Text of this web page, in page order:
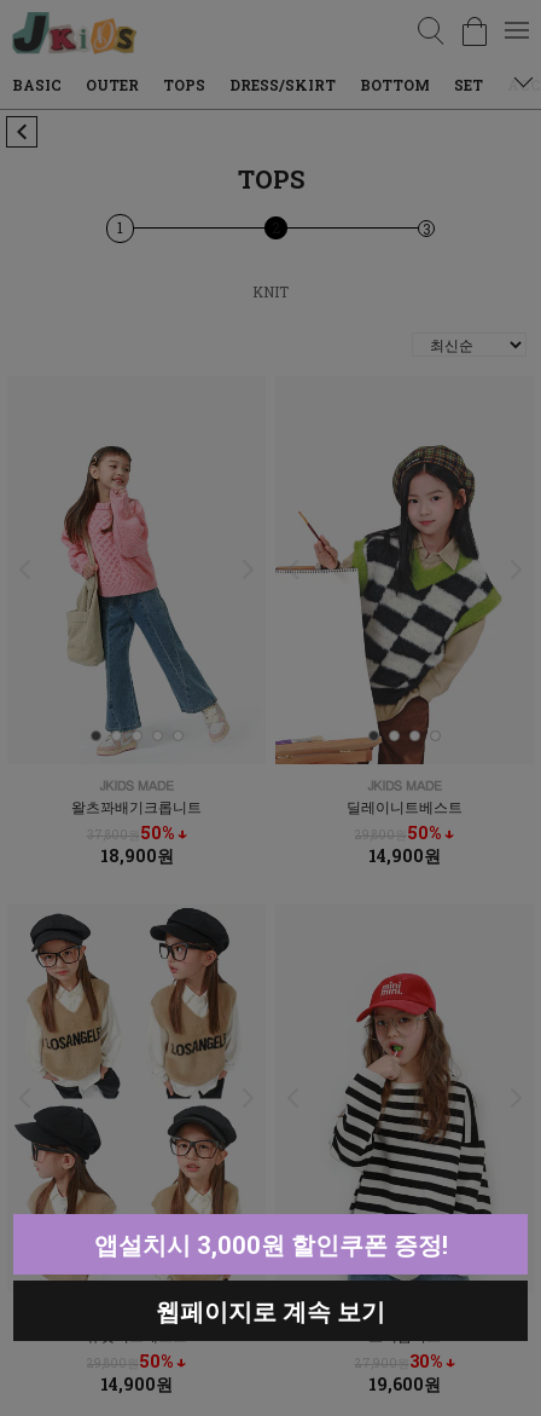
검색
BASIC OUTER TOPS DRESS/SKIRT BOTTOM SET ACC
TOPS
1 3
KNIT
왈츠꽈배기크롭니트
37,800원50% ↓
18,900원
딜레이니트베스트
29,800원50% ↓
14,900원
29,800원50% ↓
14,900원
27,900원30% ↓
19,600원
앱설치시 3,000원 할인쿠폰 증정!
웹페이지로 계속 보기